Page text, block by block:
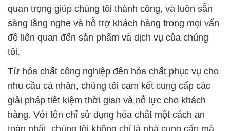
quan trọng giúp chúng tôi thành công, và luôn sẵn
sàng lắng nghe và hỗ trợ khách hàng trong mọi vấn
đề liên quan đến sản phẩm và dịch vụ của chúng
tôi.
Từ hóa chất công nghiệp đến hóa chất phục vụ cho
nhu cầu cá nhân, chúng tôi cam kết cung cấp các
giải pháp tiết kiệm thời gian và nỗ lực cho khách
hàng. Với tôn chỉ sử dụng hóa chất một cách an
toàn nhất, chúng tôi không chỉ là nhà cung cấp mà